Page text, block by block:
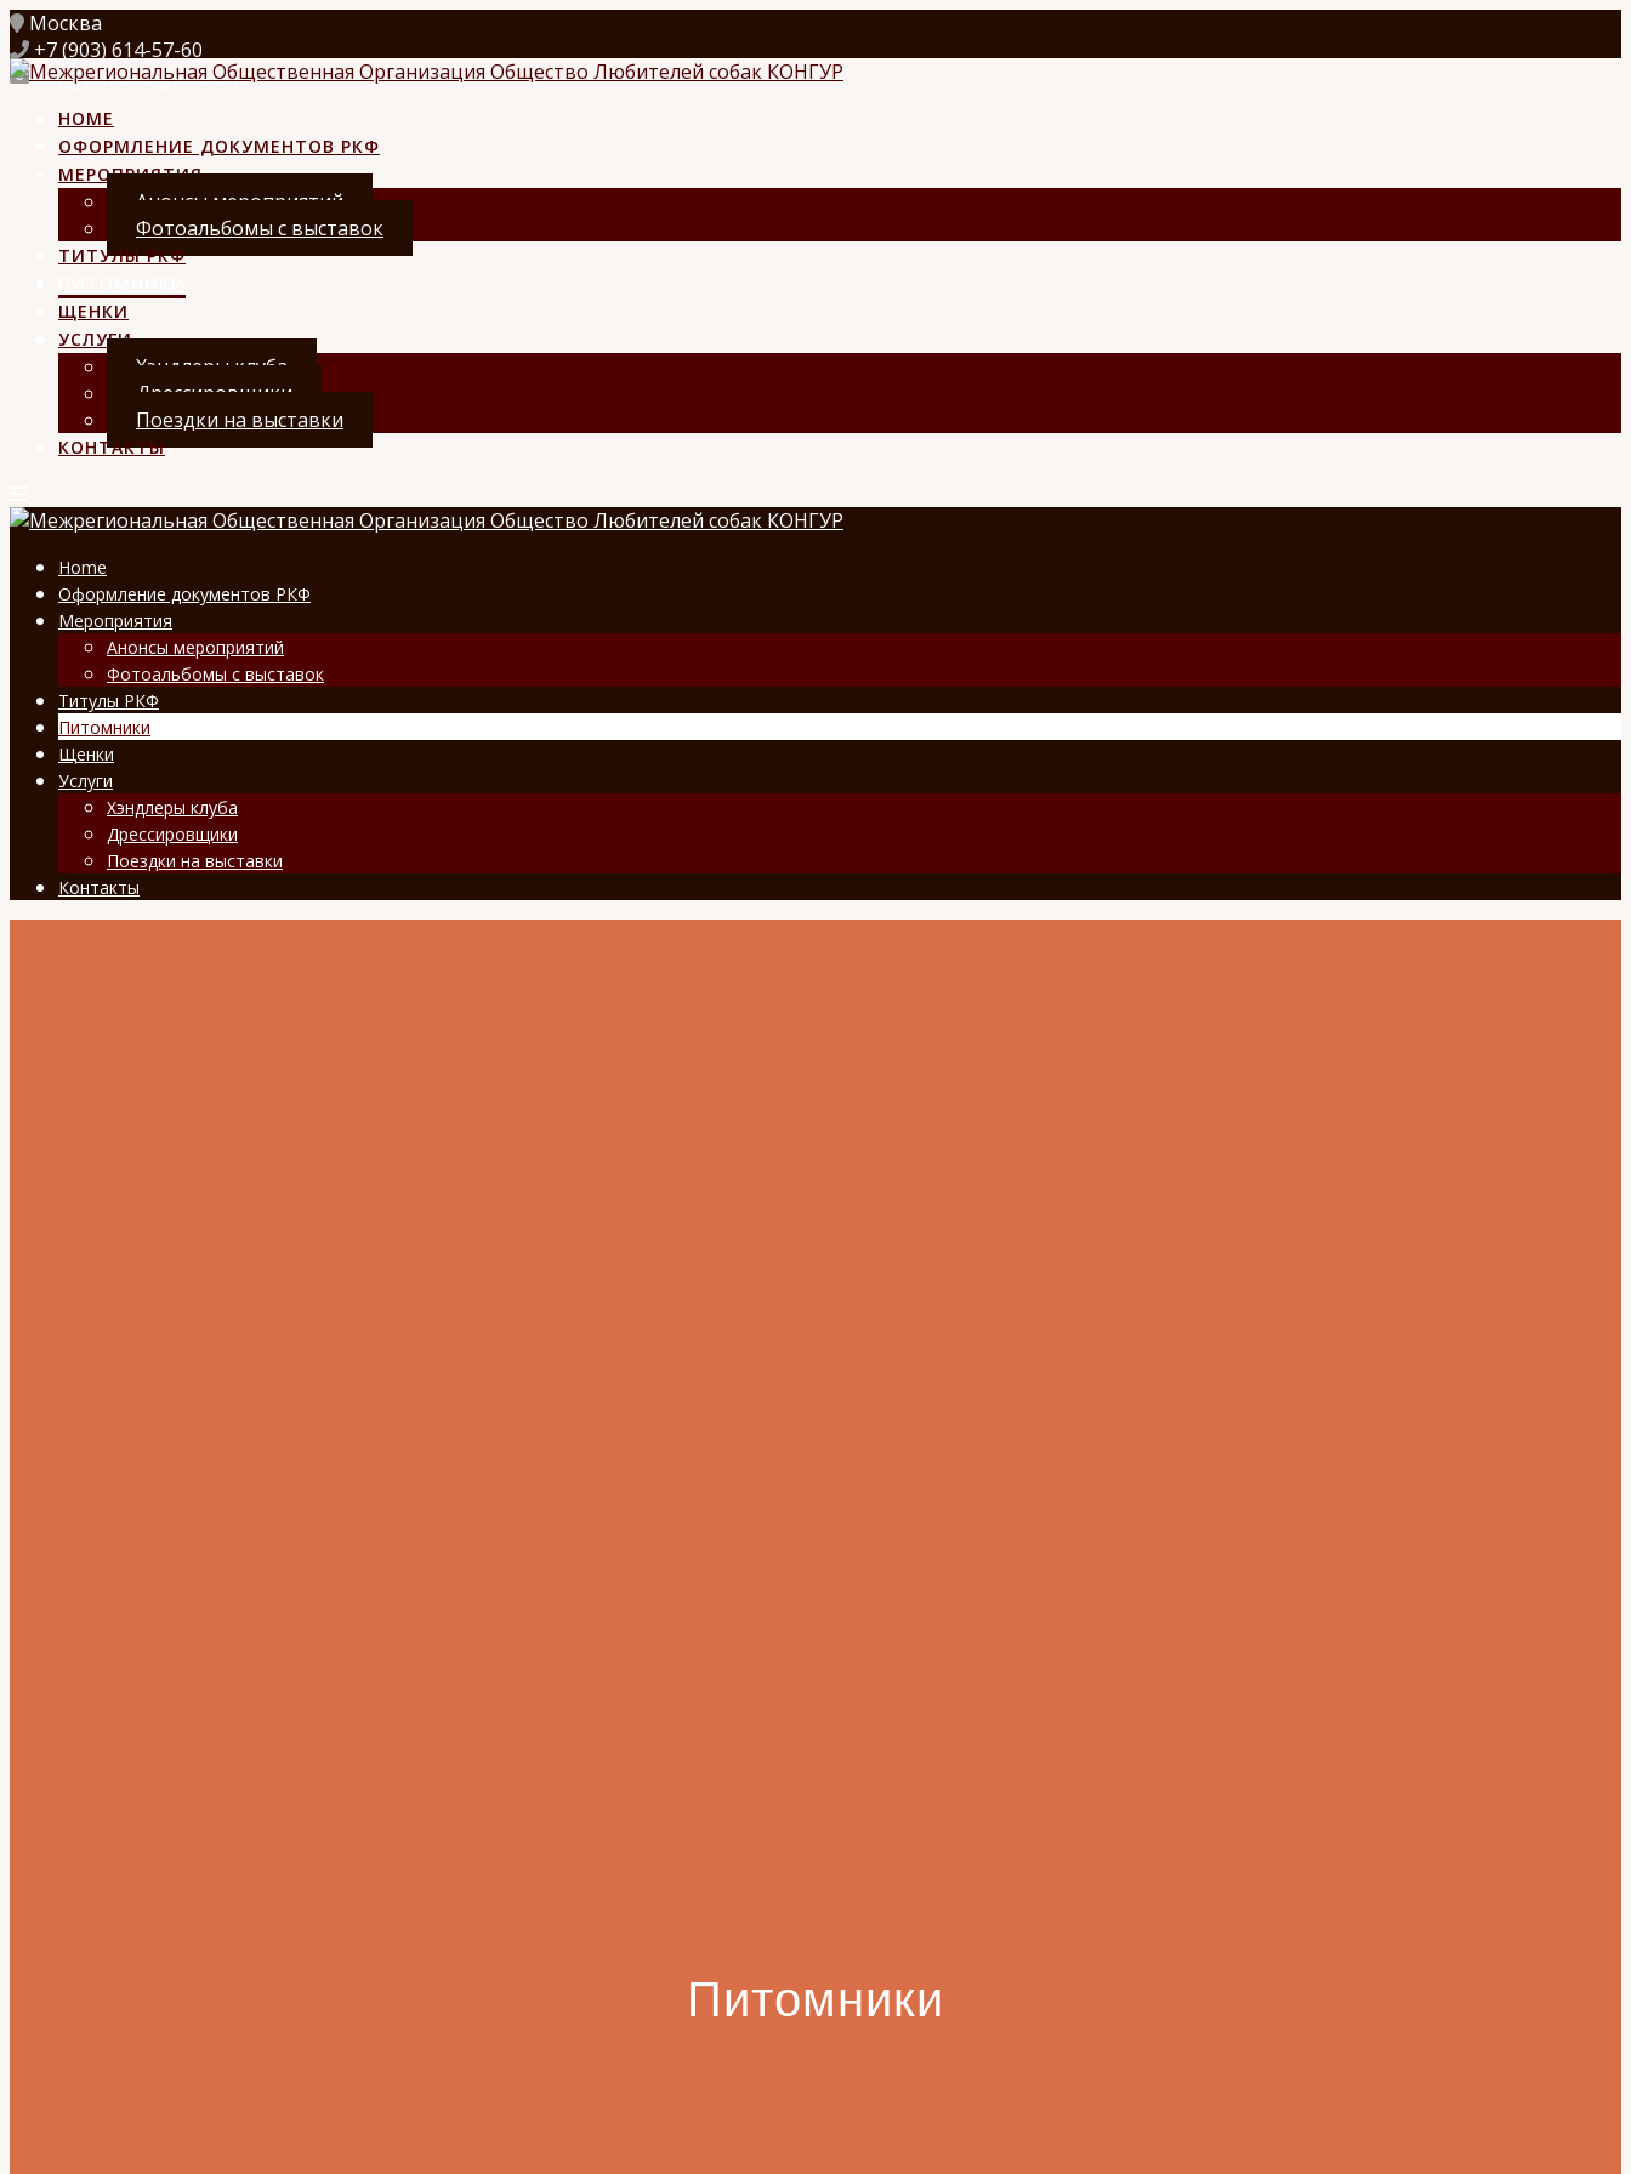
Перейти
к
контенту
Москва
+7 (903) 614-57-60
kongurklub@gmail.com
HOME
ОФОРМЛЕНИЕ ДОКУМЕНТОВ РКФ
МЕРОПРИЯТИЯ
Анонсы мероприятий
Фотоальбомы с выставок
ТИТУЛЫ РКФ
ЩЕНКИ
УСЛУГИ
Хэндлеры клуба
Дрессировщики
Поездки на выставки
КОНТАКТЫ
Home
Оформление документов РКФ
Мероприятия
Анонсы мероприятий
Фотоальбомы с выставок
Титулы РКФ
Питомники
Щенки
Услуги
Хэндлеры клуба
Дрессировщики
Поездки на выставки
Контакты
Питомники